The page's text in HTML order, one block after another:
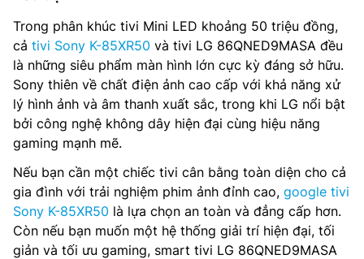
Trong phân khúc tivi Mini LED khoảng 50 triệu đồng,
cả tivi Sony K-85XR50 và tivi LG 86QNED9MASA đều
là những siêu phẩm màn hình lớn cực kỳ đáng sở hữu.
Sony thiên về chất điện ảnh cao cấp với khả năng xử
lý hình ảnh và âm thanh xuất sắc, trong khi LG nổi bật
bởi công nghệ không dây hiện đại cùng hiệu năng
gaming mạnh mẽ.
Nếu bạn cần một chiếc tivi cân bằng toàn diện cho cả
gia đình với trải nghiệm phim ảnh đỉnh cao, google tivi
Sony K-85XR50 là lựa chọn an toàn và đẳng cấp hơn.
Còn nếu bạn muốn một hệ thống giải trí hiện đại, tối
giản và tối ưu gaming, smart tivi LG 86QNED9MASA